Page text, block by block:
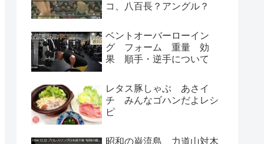
コ、八百長？アングル？
ベントオーバーローイン
グ フォーム 重量 効
果 順手・逆手について
レタス豚しゃぶ あさイ
チ みんなゴハンだよレシ
ピ
昭和の巌流島、力道山対木